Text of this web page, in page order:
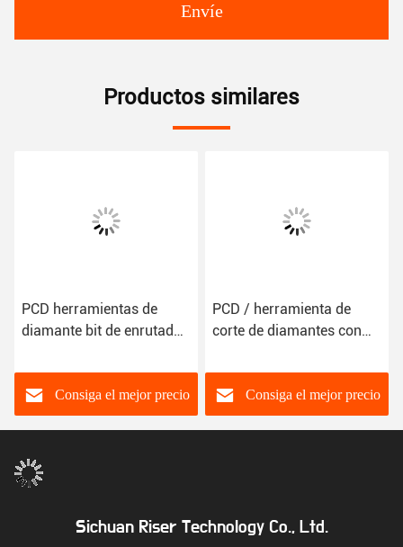
Envíe
Productos similares
PCD herramientas de
diamante bit de enrutador
Consiga el mejor precio
PCD / herramienta de
corte de diamantes con
Ra0.2-Ra0.8
Consiga el mejor precio
Sichuan Riser Technology Co., Ltd.